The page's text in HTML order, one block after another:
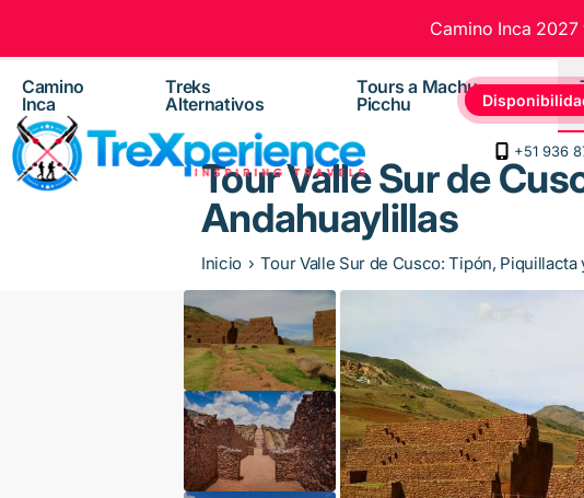
Camino Inca
+51 936
Camino
Inca
Treks
Alternativos
Tours a Machu
Picchu
Tour Valle Sur de
Andahuaylillas
Inicio Tour Valle Sur de Cusco: Tipón, Piquillacta